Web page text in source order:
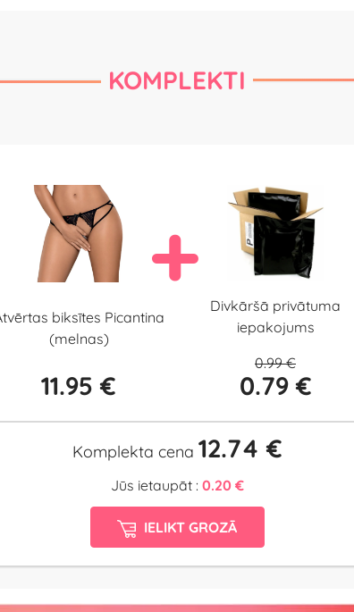
KOMPLEKTI
biksītes Picantina
(melnas)
11.95 €
Divkāršā privātuma
iepakojums
0.99 €
0.79 €
Komplekta cena 12.74 €
Jūs ietaupāt : 0.20 €
IELIKT GROZĀ